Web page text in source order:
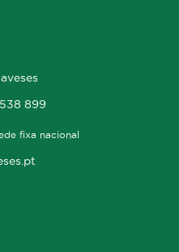
899
fixa nacional